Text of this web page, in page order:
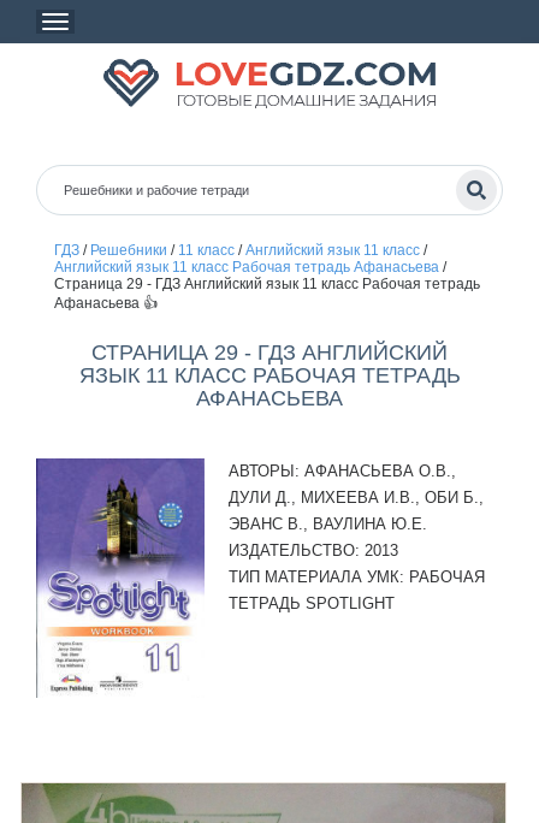
ГДЗ/ Решебники / 11 класс/Английский язык 11 класс/
Английский язык 11 класс Рабочая тетрадь Афанасьева/
Страница 29 - ГДЗ Английский язык 11 класс Рабочая тетрадь
Афанасьева 👍
СТРАНИЦА 29 - ГДЗ АНГЛИЙСКИЙ
ЯЗЫК 11 КЛАСС РАБОЧАЯ ТЕТРАДЬ
АФАНАСЬЕВА
АВТОРЫ: АФАНАСЬЕВА О.В.,
ДУЛИ Д., МИХЕЕВА И.В., ОБИ Б.,
ЭВАНС В., ВАУЛИНА Ю.Е.
ИЗДАТЕЛЬСТВО: 2013
ТИП МАТЕРИАЛА УМК: РАБОЧАЯ
ТЕТРАДЬ SPOTLIGHT